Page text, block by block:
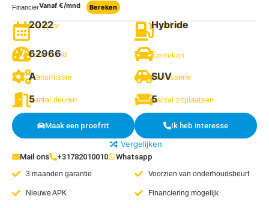
FinancierVanaf €/mnd Bereken
bouwjaar
2022 Brandstof
Hybride
Tellerstand
62966 Kenteken
Transmissie
A Carrosserie
SUV
Aantal deuren
5 Aantal zitplaatsen
5
Maak een proefrit Ik heb interesse
Vergelijken
Mail ons +31782010010 Whatsapp
3 maanden garantie
Nieuwe APK
Voorzien van onderhoudsbeurt
Financiering mogelijk